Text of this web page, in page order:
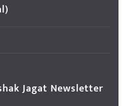
Jagat Newsletter